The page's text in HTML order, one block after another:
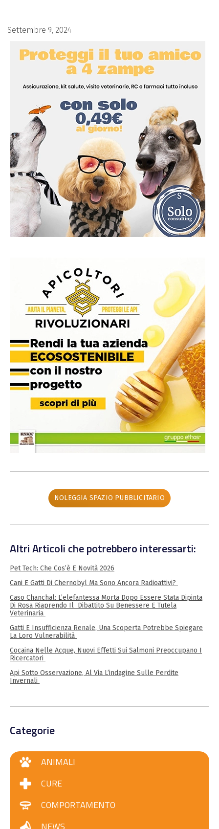
Settembre 9, 2024
NOLEGGIA SPAZIO PUBBLICITARIO
Altri Articoli che potrebbero interessarti:
Pet Tech: Che Cos’è E Novità 2026
Cani E Gatti Di Chernobyl Ma Sono Ancora Radioattivi?
Caso Chanchal: L’elefantessa Morta Dopo Essere Stata Dipinta
Di Rosa Riaprendo Il Dibattito Su Benessere E Tutela
Veterinaria
Gatti E Insufficienza Renale, Una Scoperta Potrebbe Spiegare
La Loro Vulnerabilità
Cocaina Nelle Acque, Nuovi Effetti Sui Salmoni Preoccupano I
Ricercatori
Api Sotto Osservazione, Al Via L’indagine Sulle Perdite
Invernali
Categorie
ANIMALI
CURE
COMPORTAMENTO
NEWS